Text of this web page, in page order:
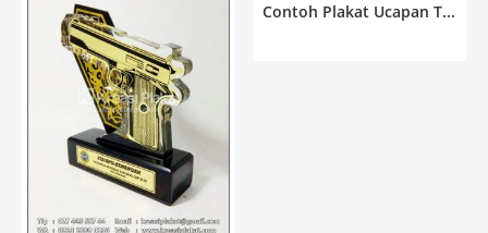
Contoh Plakat Ucapan T...